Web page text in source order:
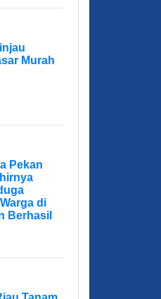
Murah
Pekan
di
Berhasil